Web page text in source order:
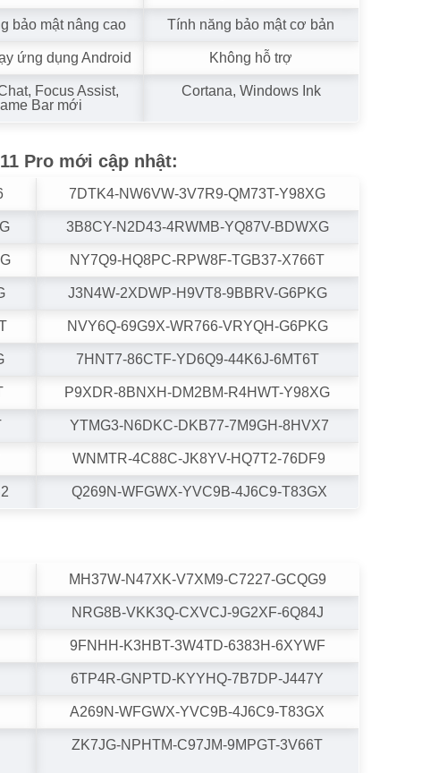
bảo mật nâng cao Tính năng bảo mật cơ bản
ứng dụng Android Không hỗ trợ
Focus Assist,
Bar mới
Cortana, Windows Ink
Pro mới cập nhật:
7DTK4-NW6VW-3V7R9-QM73T-Y98XG
3B8CY-N2D43-4RWMB-YQ87V-BDWXG
NY7Q9-HQ8PC-RPW8F-TGB37-X766T
J3N4W-2XDWP-H9VT8-9BBRV-G6PKG
NVY6Q-69G9X-WR766-VRYQH-G6PKG
7HNT7-86CTF-YD6Q9-44K6J-6MT6T
P9XDR-8BNXH-DM2BM-R4HWT-Y98XG
YTMG3-N6DKC-DKB77-7M9GH-8HVX7
WNMTR-4C88C-JK8YV-HQ7T2-76DF9
Q269N-WFGWX-YVC9B-4J6C9-T83GX
MH37W-N47XK-V7XM9-C7227-GCQG9
NRG8B-VKK3Q-CXVCJ-9G2XF-6Q84J
9FNHH-K3HBT-3W4TD-6383H-6XYWF
6TP4R-GNPTD-KYYHQ-7B7DP-J447Y
A269N-WFGWX-YVC9B-4J6C9-T83GX
ZK7JG-NPHTM-C97JM-9MPGT-3V66T